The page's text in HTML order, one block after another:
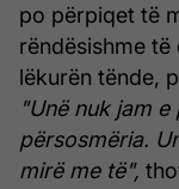
po përpiqet të
rëndësishme të
lëkurën tënde,
"Unë nuk jam
përsosmëria.
mirë me të",